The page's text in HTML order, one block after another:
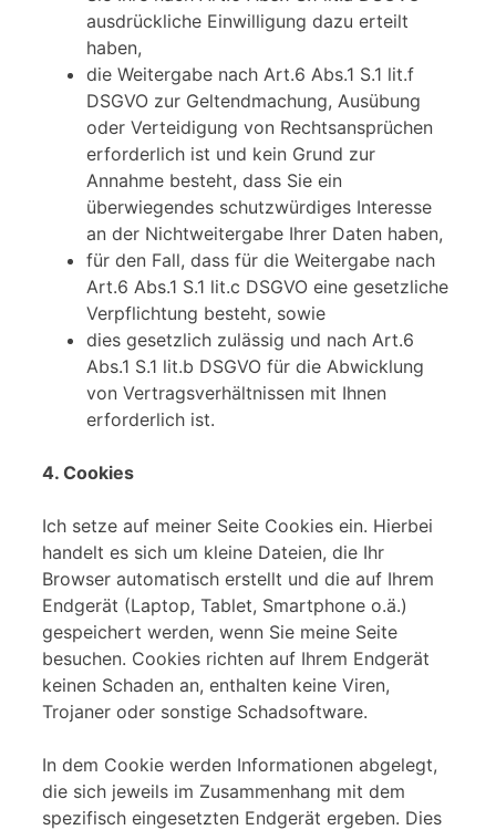
ausdrückliche Einwilligung dazu erteilt
haben,
die Weitergabe nach Art.6 Abs.1 S.1 lit.f
DSGVO zur Geltendmachung, Ausübung
oder Verteidigung von Rechtsansprüchen
erforderlich ist und kein Grund zur
Annahme besteht, dass Sie ein
überwiegendes schutzwürdiges Interesse
an der Nichtweitergabe Ihrer Daten haben,
für den Fall, dass für die Weitergabe nach
Art.6 Abs.1 S.1 lit.c DSGVO eine gesetzliche
Verpflichtung besteht, sowie
dies gesetzlich zulässig und nach Art.6
Abs.1 S.1 lit.b DSGVO für die Abwicklung
von Vertragsverhältnissen mit Ihnen
erforderlich ist.
4. Cookies
Ich setze auf meiner Seite Cookies ein. Hierbei
handelt es sich um kleine Dateien, die Ihr
Browser automatisch erstellt und die auf Ihrem
Endgerät (Laptop, Tablet, Smartphone o.ä.)
gespeichert werden, wenn Sie meine Seite
besuchen. Cookies richten auf Ihrem Endgerät
keinen Schaden an, enthalten keine Viren,
Trojaner oder sonstige Schadsoftware.
In dem Cookie werden Informationen abgelegt,
die sich jeweils im Zusammenhang mit dem
spezifisch eingesetzten Endgerät ergeben. Dies